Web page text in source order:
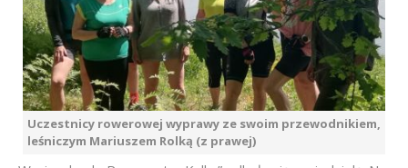
Uczestnicy rowerowej wyprawy ze swoim przewodnikiem,
leśniczym Mariuszem Rolką (z prawej)